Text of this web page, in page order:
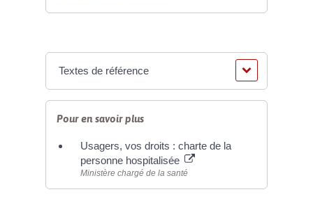
Textes de référence
Pour en savoir plus
Usagers, vos droits : charte de la
personne hospitalisée
Ministère chargé de la santé